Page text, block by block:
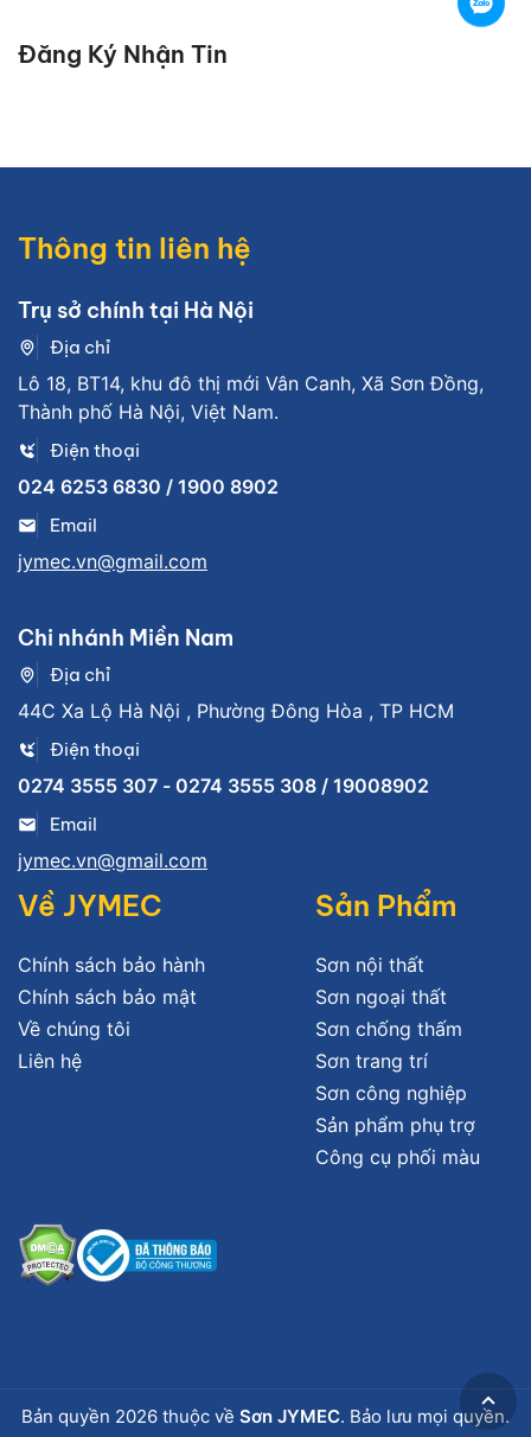
Đăng Ký Nhận Tin
Thông tin liên hệ
Trụ sở chính tại Hà Nội
Địa chỉ
Lô 18, BT14, khu đô thị mới Vân Canh, Xã Sơn Đồng,
Thành phố Hà Nội, Việt Nam.
Điện thoại
024 6253 6830 / 1900 8902
Email
jymec.vn@gmail.com
Chi nhánh Miền Nam
Địa chỉ
44C Xa Lộ Hà Nội , Phường Đông Hòa , TP HCM
Điện thoại
0274 3555 307 - 0274 3555 308 / 19008902
Email
jymec.vn@gmail.com
Về JYMEC
Chính sách bảo hành
Chính sách bảo mật
Về chúng tôi
Liên hệ
Sản Phẩm
Sơn nội thất
Sơn ngoại thất
Sơn chống thấm
Sơn trang trí
Sơn công nghiệp
Sản phẩm phụ trợ
Công cụ phối màu
Bản quyền 2026 thuộc về Sơn JYMEC. Bảo lưu mọi quyền.